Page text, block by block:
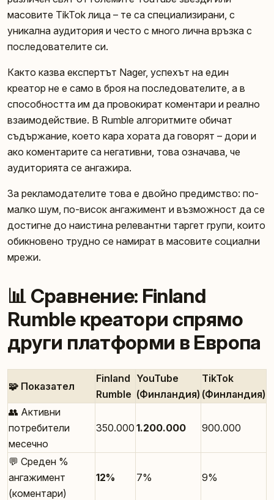
масовите TikTok лица – те са специализирани, с
уникална аудитория и често с много лична връзка с
последователите си.
Както казва експертът Nager, успехът на един
креатор не е само в броя на последователите, а в
способността им да провокират коментари и реално
взаимодействие. В Rumble алгоритмите обичат
съдържание, което кара хората да говорят – дори и
ако коментарите са негативни, това означава, че
аудиторията се ангажира.
За рекламодателите това е двойно предимство: по-
малко шум, по-висок ангажимент и възможност да се
достигне до наистина релевантни таргет групи, които
обикновено трудно се намират в масовите социални
мрежи.
📊 Сравнение: Finland
Rumble креатори спрямо
други платформи в Европа
🧩 Показател
Finland
Rumble
YouTube
(Финландия)
TikTok
(Финландия)
👥 Активни
потребители
месечно
350.000 1.200.000 900.000
💬 Среден %
ангажимент
(коментари)
12% 7% 9%